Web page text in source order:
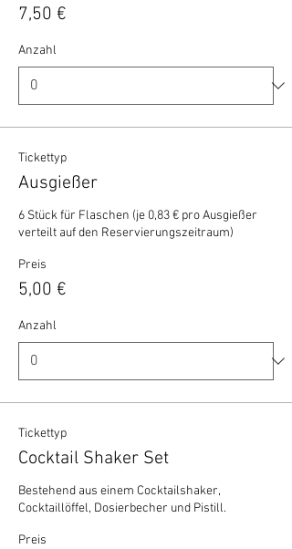
7,50 €
Anzahl
Tickettyp
Ausgießer
6 Stück für Flaschen (je 0,83 € pro Ausgießer
verteilt auf den Reservierungszeitraum)
Preis
5,00 €
Anzahl
Tickettyp
Cocktail Shaker Set
Bestehend aus einem Cocktailshaker,
Cocktaillöffel, Dosierbecher und Pistill.
Preis